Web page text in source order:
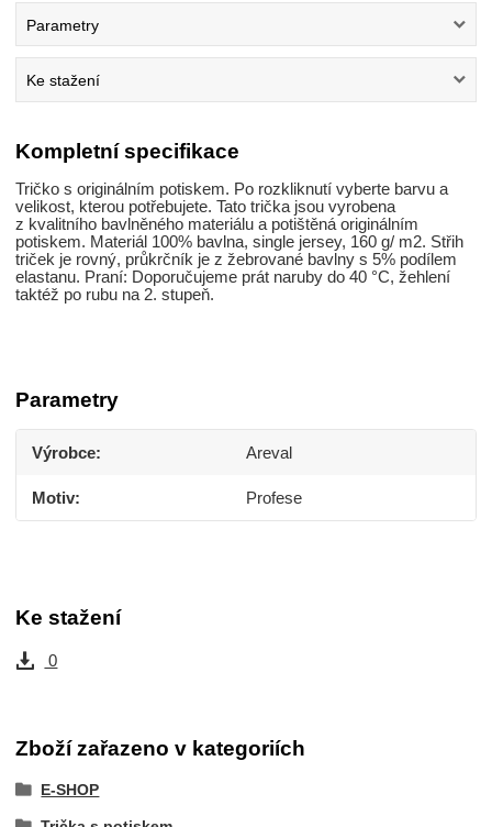
Parametry
Ke stažení
Kompletní specifikace
Tričko s originálním potiskem. Po rozkliknutí vyberte barvu a
velikost, kterou potřebujete. Tato trička jsou vyrobena
z kvalitního bavlněného materiálu a potištěná originálním
potiskem. Materiál 100% bavlna, single jersey, 160 g/ m2. Střih
triček je rovný, průkrčník je z žebrované bavlny s 5% podílem
elastanu. Praní: Doporučujeme prát naruby do 40 °C, žehlení
taktéž po rubu na 2. stupeň.
Parametry
Výrobce Areval
Motiv Profese
Ke stažení
0
Zboží zařazeno v kategoriích
E-SHOP